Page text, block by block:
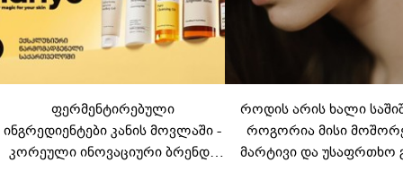
ფერმენტირებული
ინგრედიენტები კანის მოვლაში -
კორეული ინოვაციური ბრენდი
როდის არის ხალი
როგორია მისი
მარტივი და უსაფრთხო